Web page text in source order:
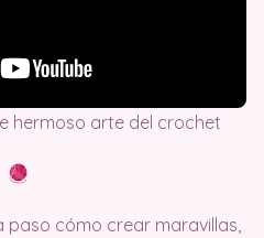
hermoso arte del crochet
paso cómo crear maravillas,